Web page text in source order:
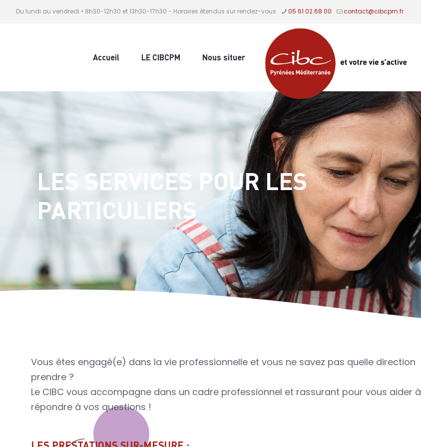
Du lundi au vendredi • 8h30-12h30 et 13h30-17h30 - Horaires étendus sur rendez-vous 05 61 02 68 00 contact@cibcpm.fr
Accueil LE CIBCPM Nous situer
LES SERVICES POUR LES
PARTICULIERS
Vous êtes engagé(e) dans la vie professionnelle et vous ne savez pas quelle direction
prendre ?
Le CIBC vous accompagne dans un cadre professionnel et rassurant pour vous aider à
répondre à vos questions !